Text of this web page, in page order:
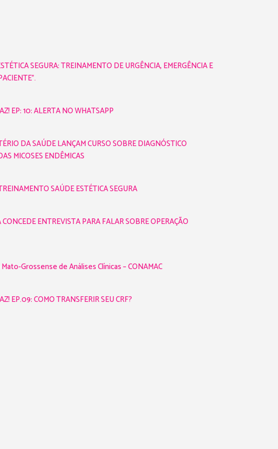
SEGURA: TREINAMENTO DE URGÊNCIA, EMERGÊNCIA E
EP: 10: ALERTA NO WHATSAPP
DA SAÚDE LANÇAM CURSO SOBRE DIAGNÓSTICO
MICOSES ENDÊMICAS
SAÚDE ESTÉTICA SEGURA
ENTREVISTA PARA FALAR SOBRE OPERAÇÃO
Grossense de Análises Clínicas – CONAMAC
EP.09: COMO TRANSFERIR SEU CRF?